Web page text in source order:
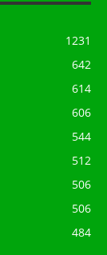
1231
642
614
606
544
512
506
506
484